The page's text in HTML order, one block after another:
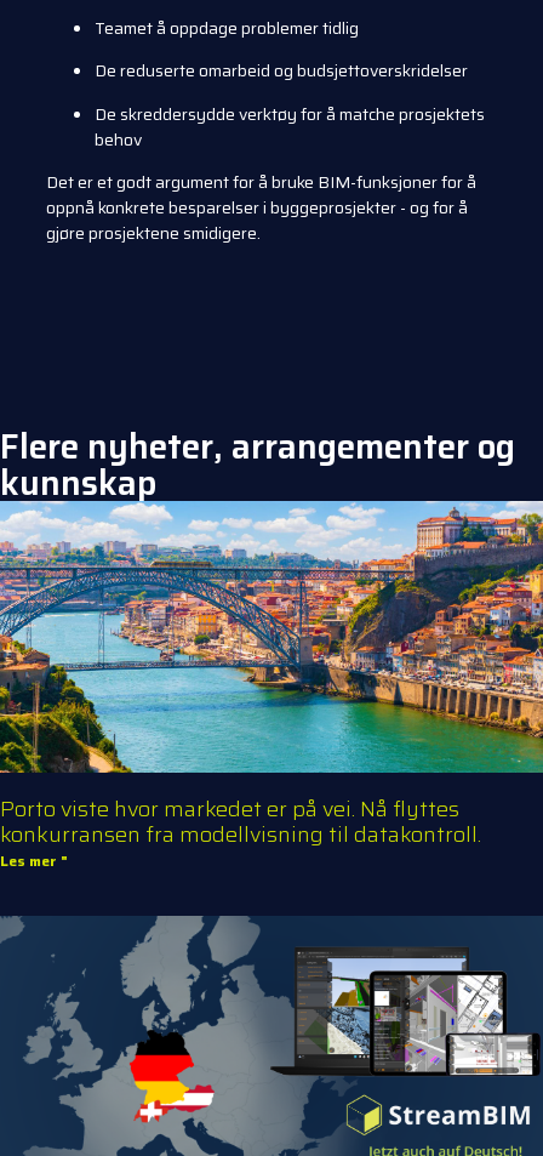
Teamet å oppdage problemer tidlig
De reduserte omarbeid og budsjettoverskridelser
De skreddersydde verktøy for å matche prosjektets
behov
Det er et godt argument for å bruke BIM-funksjoner for å
oppnå konkrete besparelser i byggeprosjekter - og for å
gjøre prosjektene smidigere.
Flere nyheter, arrangementer og
kunnskap
Porto viste hvor markedet er på vei. Nå flyttes
konkurransen fra modellvisning til datakontroll.
Les mer "